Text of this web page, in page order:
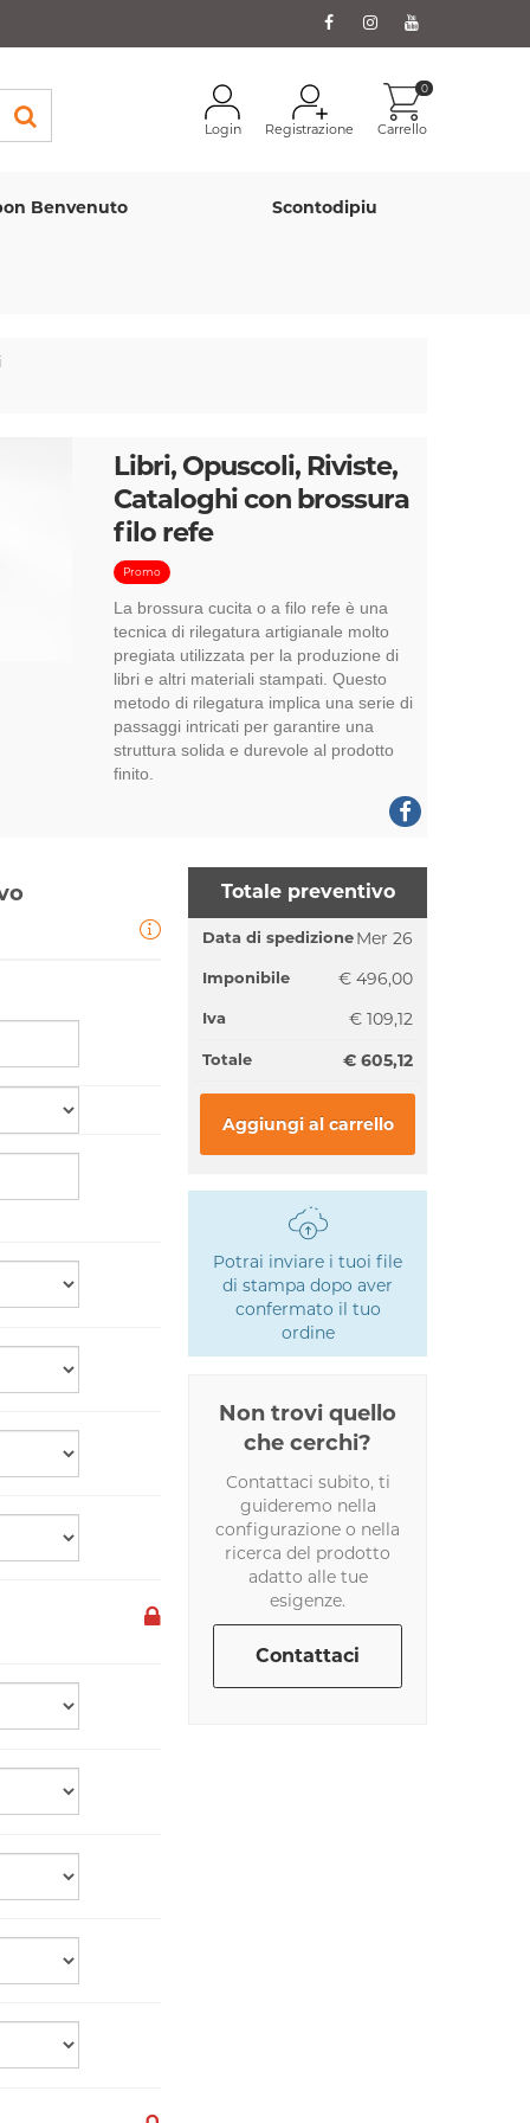
Login Registrazione Carrello
0
Benvenuto Scontodipiu
Libri, Opuscoli, Riviste,
Cataloghi con brossura
filo refe
Promo
La brossura cucita o a filo refe è una
tecnica di rilegatura artigianale molto
pregiata utilizzata per la produzione di
libri e altri materiali stampati. Questo
metodo di rilegatura implica una serie di
passaggi intricati per garantire una
struttura solida e durevole al prodotto
finito.
Totale preventivo
Data di spedizioneMer 26
Imponibile € 496,00
Iva € 109,12
Totale € 605,12
Aggiungi al carrello
Potrai inviare i tuoi file
di stampa dopo aver
confermato il tuo
ordine
Non trovi quello
che cerchi?
Contattaci subito, ti
guideremo nella
configurazione o nella
ricerca del prodotto
adatto alle tue
esigenze.
Contattaci